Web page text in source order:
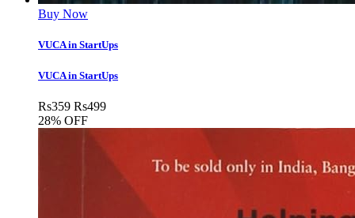
Buy Now
VUCA in StartUps
VUCA in StartUps
Rs359 Rs499
28% OFF